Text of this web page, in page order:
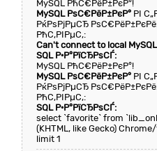
MySQL РћС€РёР±РєР°!
MySQL РѕС€РёР±РєР° РІ
РќРѕРјРµСЂ
РћС‚РІРµС‚:
Can't connect to local
SQL Р·Р°РїСЂРѕСЃ:
MySQL РћС€РёР±РєР°!
MySQL РѕС€РёР±РєР° РІ
РќРѕРјРµСЂ
РћС‚РІРµС‚:
SQL Р·Р°РїСЂРѕСЃ:
select `favorite` from
(KHTML, like Gecko)
limit 1